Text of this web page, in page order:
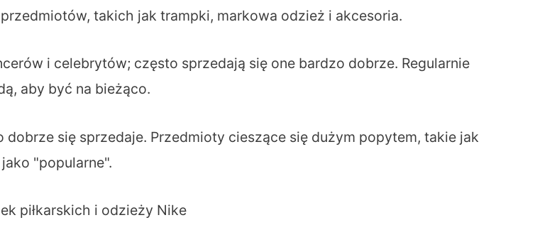
takich jak trampki, markowa odzież i akcesoria.
i celebrytów; często sprzedają się one bardzo dobrze. Regularnie
aby być na bieżąco.
się sprzedaje. Przedmioty cieszące się dużym popytem, takie jak
"popularne".
piłkarskich i odzieży Nike